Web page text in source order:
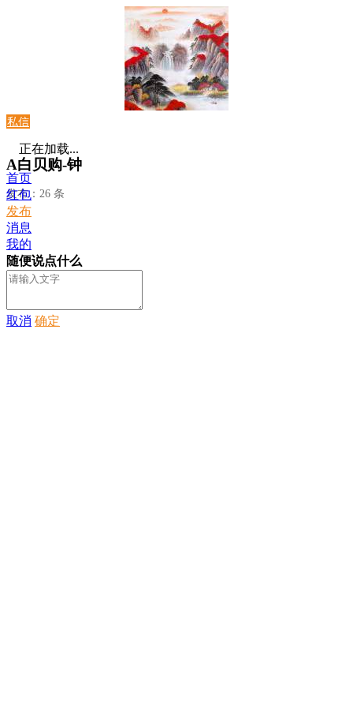
私信
A白贝购-钟
发布：26 条
正在加载...
首页
红包
发布
消息
我的
随便说点什么
取消 确定